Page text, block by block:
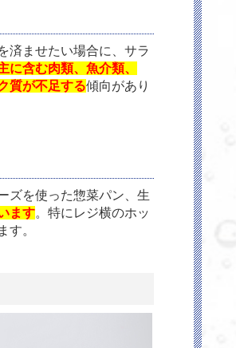
済ませたい場合に、サラ
に含む肉類、魚介類、
質が不足する傾向があり
ズを使った惣菜パン、生
ます。特にレジ横のホッ
す。